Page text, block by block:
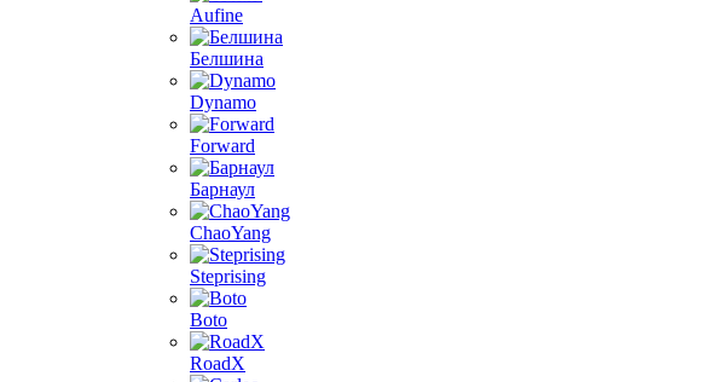
Aufine
Белшина
Dynamo
Forward
Барнаул
ChaoYang
Steprising
Boto
RoadX